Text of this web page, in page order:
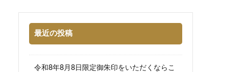
最近の投稿
令和8年8月8日限定御朱印をいただくならこ